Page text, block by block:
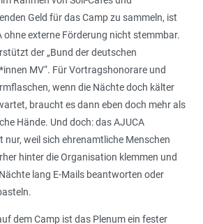
Geld für das Camp zu sammeln, ist
ohne externe Förderung nicht stemmbar.
der „Bund der deutschen
MV“. Für Vortragshonorare und
wenn die Nächte doch kälter
braucht es dann eben doch mehr als
Hände. Und doch: das AJUCA
nur, weil sich ehrenamtliche Menschen
hinter die Organisation klemmen und
lang E-Mails beantworten oder
dem Camp ist das Plenum ein fester